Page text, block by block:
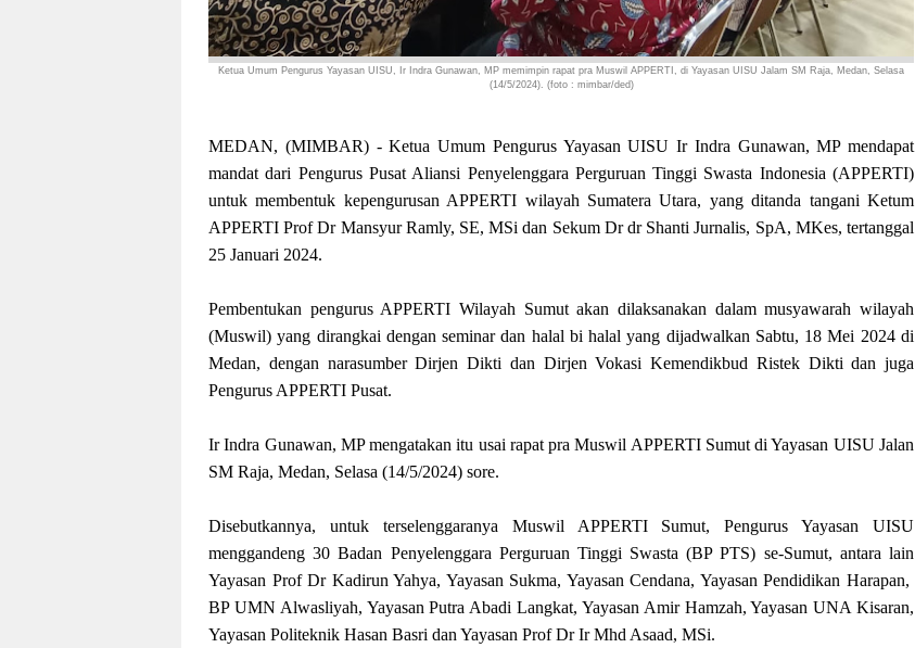
Ketua Umum Pengurus Yayasan UISU, Ir Indra Gunawan, MP memimpin rapat pra Muswil APPERTI, di Yayasan UISU Jalam SM Raja, Medan, Selasa
(14/5/2024). (foto : mimbar/ded)
MEDAN, (MIMBAR) - Ketua Umum Pengurus Yayasan UISU Ir Indra Gunawan, MP mendapat
mandat dari Pengurus Pusat Aliansi Penyelenggara Perguruan Tinggi Swasta Indonesia (APPERTI)
untuk membentuk kepengurusan APPERTI wilayah Sumatera Utara, yang ditanda tangani Ketum
APPERTI Prof Dr Mansyur Ramly, SE, MSi dan Sekum Dr dr Shanti Jurnalis, SpA, MKes, tertanggal
25 Januari 2024.
Pembentukan pengurus APPERTI Wilayah Sumut akan dilaksanakan dalam musyawarah wilayah
(Muswil) yang dirangkai dengan seminar dan halal bi halal yang dijadwalkan Sabtu, 18 Mei 2024 di
Medan, dengan narasumber Dirjen Dikti dan Dirjen Vokasi Kemendikbud Ristek Dikti dan juga
Pengurus APPERTI Pusat.
Ir Indra Gunawan, MP mengatakan itu usai rapat pra Muswil APPERTI Sumut di Yayasan UISU Jalan
SM Raja, Medan, Selasa (14/5/2024) sore.
Disebutkannya, untuk terselenggaranya Muswil APPERTI Sumut, Pengurus Yayasan UISU
menggandeng 30 Badan Penyelenggara Perguruan Tinggi Swasta (BP PTS) se-Sumut, antara lain
Yayasan Prof Dr Kadirun Yahya, Yayasan Sukma, Yayasan Cendana, Yayasan Pendidikan Harapan,
BP UMN Alwasliyah, Yayasan Putra Abadi Langkat, Yayasan Amir Hamzah, Yayasan UNA Kisaran,
Yayasan Politeknik Hasan Basri dan Yayasan Prof Dr Ir Mhd Asaad, MSi.